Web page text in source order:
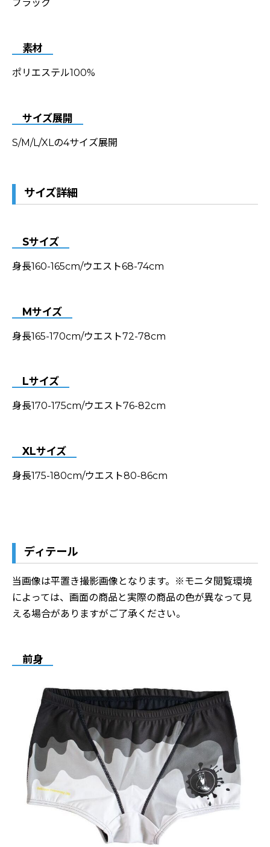
ブラック
素材
ポリエステル100%
サイズ展開
S/M/L/XLの4サイズ展開
サイズ詳細
Sサイズ
身長160-165cm/ウエスト68-74cm
Mサイズ
身長165-170cm/ウエスト72-78cm
Lサイズ
身長170-175cm/ウエスト76-82cm
XLサイズ
身長175-180cm/ウエスト80-86cm
ディテール
当画像は平置き撮影画像となります。※モニタ閲覧環境
によっては、画面の商品と実際の商品の色が異なって見
える場合がありますがご了承ください。
前身